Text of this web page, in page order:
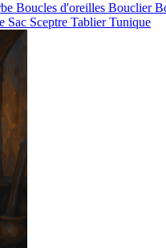
Boucles d'oreilles Bouclier
Sac Sceptre TablierTunique